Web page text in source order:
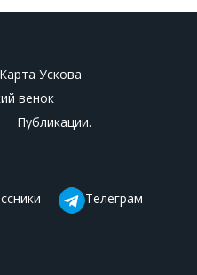
Карта Ускова
венок
Публикации.
Телеграм